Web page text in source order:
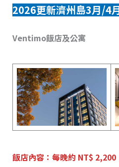
2026更新濟州島3月/4
Ventimo飯店及公寓
飯店內容：每晚約 NT$ 2,200